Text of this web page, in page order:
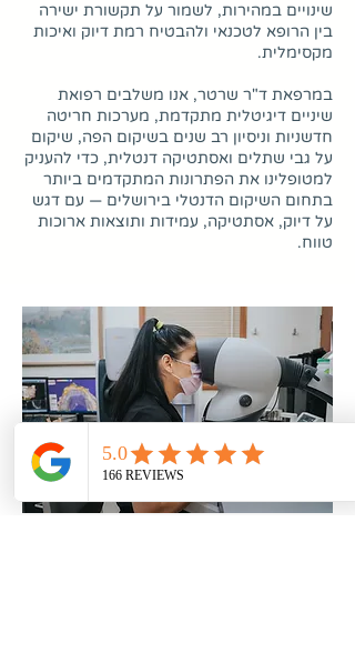
שינויים במהירות, לשמור על תקשורת ישירה
בין הרופא לטכנאי ולהבטיח רמת דיוק ואיכות
מקסימלית.
במרפאת ד"ר שרטר, אנו משלבים רפואת
שיניים דיגיטלית מתקדמת, מערכות חריטה
חדשניות וניסיון רב שנים בשיקום הפה, שיקום
על גבי שתלים ואסתטיקה דנטלית, כדי להעניק
למטופלינו את הפתרונות המתקדמים ביותר
בתחום השיקום הדנטלי בירושלים — עם דגש
על דיוק, אסתטיקה, עמידות ותוצאות ארוכות
טווח.